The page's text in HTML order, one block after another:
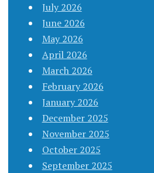
July 2026
June 2026
May 2026
April 2026
March 2026
February 2026
January 2026
December 2025
November 2025
October 2025
September 2025